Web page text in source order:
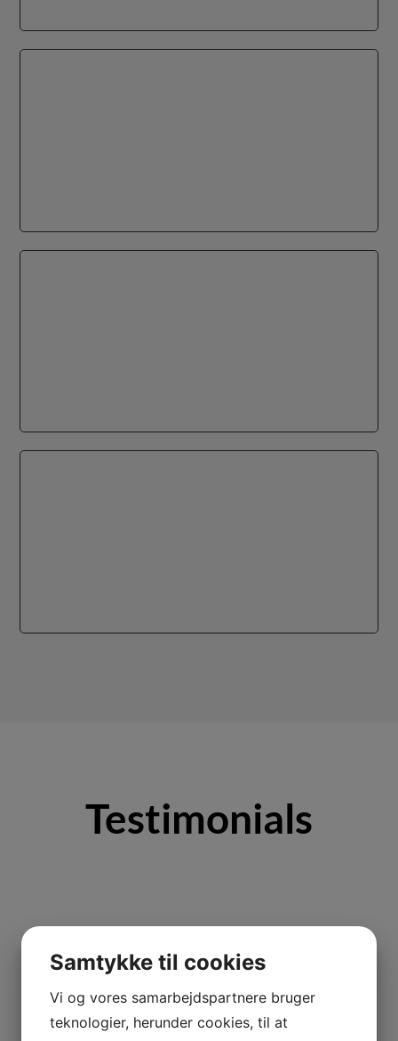
Testimonials
Samtykke til cookies
Vi og vores samarbejdspartnere bruger
teknologier, herunder cookies, til at